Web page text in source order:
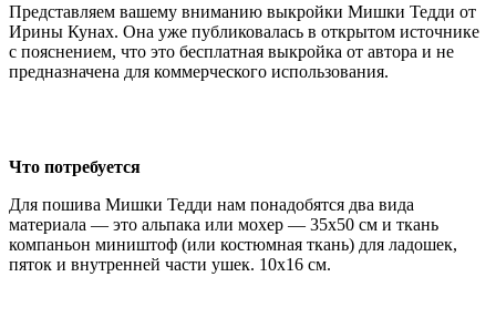
Представляем вашему вниманию выкройки Мишки Тедди от
Ирины Кунах. Она уже публиковалась в открытом источнике
с пояснением, что это бесплатная выкройка от автора и не
предназначена для коммерческого использования.
Что потребуется
Для пошива Мишки Тедди нам понадобятся два вида
материала — это альпака или мохер — 35х50 см и ткань
компаньон миништоф (или костюмная ткань) для ладошек,
пяток и внутренней части ушек. 10х16 см.